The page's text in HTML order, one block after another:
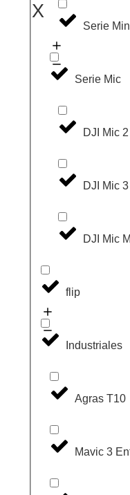
X
Serie
Serie Mic
DJI Mic 2
DJI Mic 3
DJI Mic
flip
Industriales
Agras T10
Mavic 3